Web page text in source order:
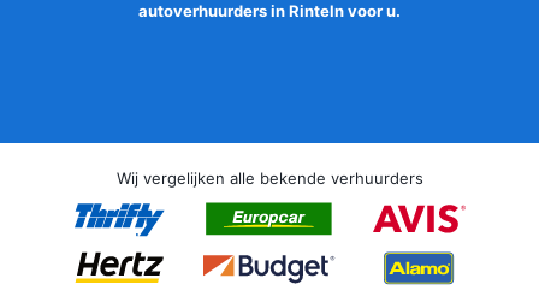
autoverhuurders in Rinteln voor u.
Wij vergelijken alle bekende verhuurders